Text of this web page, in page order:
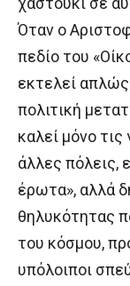
Όταν ο
πεδίο του
εκτελεί
πολιτική
καλεί μόνο
άλλες πόλεις,
έρωτα», αλλά
θηλυκότητας
του κόσμου,
υπόλοιποι